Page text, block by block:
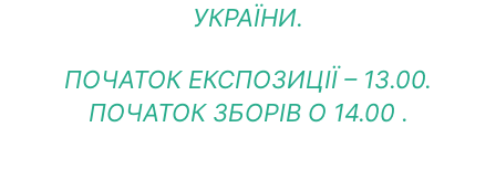
УКРАЇНИ.
ПОЧАТОК ЕКСПОЗИЦІЇ – 13.00.
ПОЧАТОК ЗБОРІВ О 14.00 .